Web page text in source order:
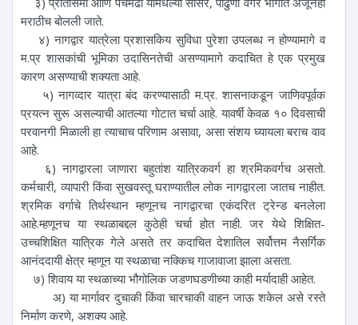
मराठीच बोलली जाते.
४) नागद्वार यात्रेला प्रशासकिय सुविधा पुरेशा उपलब्ध न होण्यामागे व
म.प्र शासकांची भूमिका उदासिनतेची असण्यामागे कदाचित हे एक प्रमुख
कारण असण्याची शक्यता आहे.
५) नागव्दार यात्रा बंद करण्यासाठी म.प्र. शासनाकडून जाणिवपूर्वक
प्रयत्न सुरू असल्याची आतल्या गोटात चर्चा आहे. यावर्षी केवळ १० दिवसाची
परवानगी मिळाली हा त्याचाच परिणाम असावा, असा संशय घ्यायला बराच वाव
आहे.
६) नागद्वारला जाणारा बहुतांश यात्रिकवर्ग हा श्रमिकवर्गच असतो.
कर्मचारी, व्यापारी किंवा सुखवस्तू घराण्यातील लोक नागद्वारला जातच नाहीत.
श्रमिक वर्गाचे तिर्थस्थान म्हणूनच नागद्वारचा एकंदरित ट्रेन्ड बनलेला
आहे.म्हणूनच या स्थळाबद्दल कुठेही चर्चा होत नाही. जर येथे शिक्षित-
उच्चशिक्षित यात्रिक गेले असते तर कदाचित देशातिल सर्वोत्तम नैसर्गिक
आनंददायी क्षेत्र म्हणून या स्थळाचा नक्किच गाजावाजा झाला असता.
७) शिवाय या स्थळाच्या भौगोलिक जडणघडणीच्या काही मर्यादाही आहेत.
अ) या मार्गावर दुचाकी किंवा चारचाकी वाहन जाऊ शकेल असे रस्ते
निर्माण करणे, अशक्य आहे.